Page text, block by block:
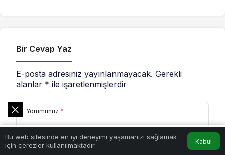
Bir Cevap Yaz
E-posta adresiniz yayınlanmayacak. Gerekli
alanlar * ile işaretlenmişlerdir
Yorumunuz *
Bu web sitesinde en iyi deneyimi yaşamanızı sağlamak
için çerezler kullanılmaktadır.
Kabul
Akış Hesabım
0